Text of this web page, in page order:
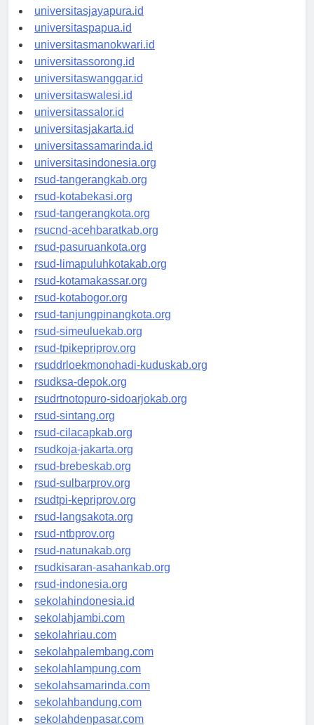
universitassofifi.id
universitasjayapura.id
universitaspapua.id
universitasmanokwari.id
universitassorong.id
universitaswanggar.id
universitaswalesi.id
universitassalor.id
universitasjakarta.id
universitassamarinda.id
universitasindonesia.org
rsud-tangerangkab.org
rsud-kotabekasi.org
rsud-tangerangkota.org
rsucnd-acehbaratkab.org
rsud-pasuruankota.org
rsud-limapuluhkotakab.org
rsud-kotamakassar.org
rsud-kotabogor.org
rsud-tanjungpinangkota.org
rsud-simeuluekab.org
rsud-tpikepriprov.org
rsuddrloekmonohadi-kuduskab.org
rsudksa-depok.org
rsudrtnotopuro-sidoarjokab.org
rsud-sintang.org
rsud-cilacapkab.org
rsudkoja-jakarta.org
rsud-brebeskab.org
rsud-sulbarprov.org
rsudtpi-kepriprov.org
rsud-langsakota.org
rsud-ntbprov.org
rsud-natunakab.org
rsudkisaran-asahankab.org
rsud-indonesia.org
sekolahindonesia.id
sekolahjambi.com
sekolahriau.com
sekolahpalembang.com
sekolahlampung.com
sekolahsamarinda.com
sekolahbandung.com